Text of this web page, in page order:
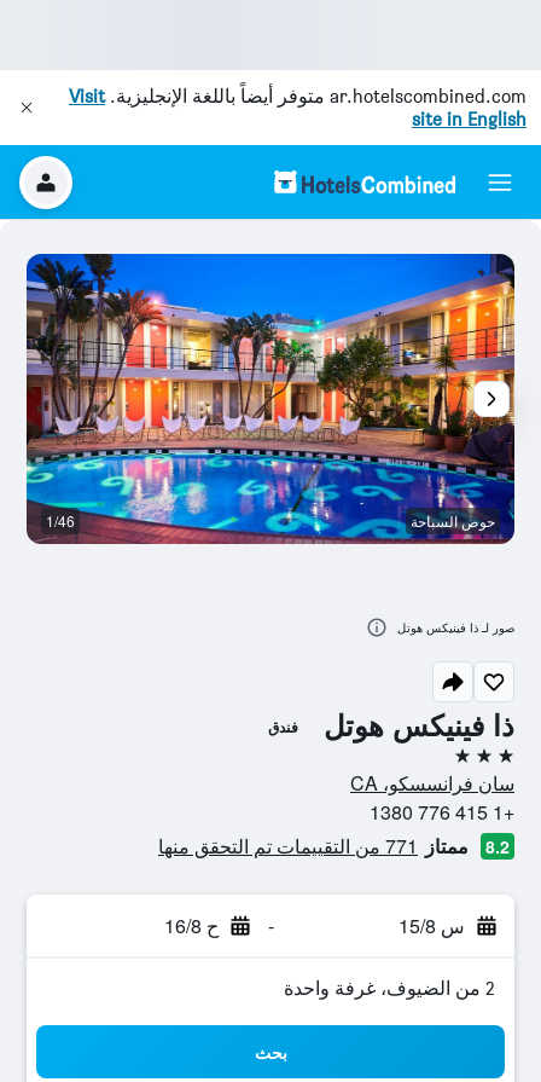
ar.hotelscombined.com متوفر أيضاً باللغة الإنجليزية.Visit
site in English
ذا فينيكس هوتل فندق
3 نجوم
سان فرانسسكو، CA
+1 415 776 1380
8.2 ممتاز 771 من التقييمات تم التحقق منها
س 15/8 - ح 16/8
2 من الضيوف، غرفة واحدة
بحث
حوض السباحة 1/46
صور لـ ذا فينيكس هوتل